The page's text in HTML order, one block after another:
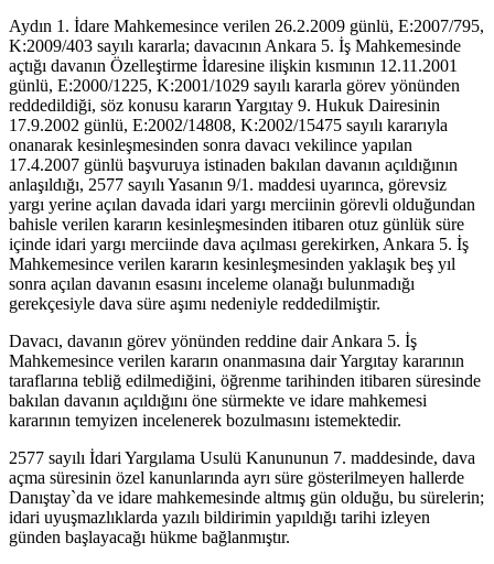
Aydın 1. İdare Mahkemesince verilen 26.2.2009 günlü, E:2007/795,
K:2009/403 sayılı kararla; davacının Ankara 5. İş Mahkemesinde
açtığı davanın Özelleştirme İdaresine ilişkin kısmının 12.11.2001
günlü, E:2000/1225, K:2001/1029 sayılı kararla görev yönünden
reddedildiği, söz konusu kararın Yargıtay 9. Hukuk Dairesinin
17.9.2002 günlü, E:2002/14808, K:2002/15475 sayılı kararıyla
onanarak kesinleşmesinden sonra davacı vekilince yapılan
17.4.2007 günlü başvuruya istinaden bakılan davanın açıldığının
anlaşıldığı, 2577 sayılı Yasanın 9/1. maddesi uyarınca, görevsiz
yargı yerine açılan davada idari yargı merciinin görevli olduğundan
bahisle verilen kararın kesinleşmesinden itibaren otuz günlük süre
içinde idari yargı merciinde dava açılması gerekirken, Ankara 5. İş
Mahkemesince verilen kararın kesinleşmesinden yaklaşık beş yıl
sonra açılan davanın esasını inceleme olanağı bulunmadığı
gerekçesiyle dava süre aşımı nedeniyle reddedilmiştir.
Davacı, davanın görev yönünden reddine dair Ankara 5. İş
Mahkemesince verilen kararın onanmasına dair Yargıtay kararının
taraflarına tebliğ edilmediğini, öğrenme tarihinden itibaren süresinde
bakılan davanın açıldığını öne sürmekte ve idare mahkemesi
kararının temyizen incelenerek bozulmasını istemektedir.
2577 sayılı İdari Yargılama Usulü Kanununun 7. maddesinde, dava
açma süresinin özel kanunlarında ayrı süre gösterilmeyen hallerde
Danıştay`da ve idare mahkemesinde altmış gün olduğu, bu sürelerin;
idari uyuşmazlıklarda yazılı bildirimin yapıldığı tarihi izleyen
günden başlayacağı hükme bağlanmıştır.